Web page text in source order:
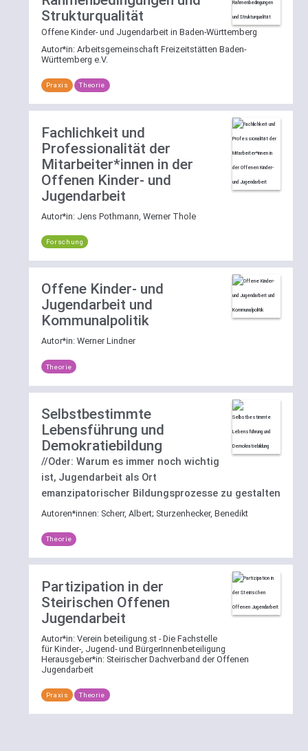
Strukturqualität
Offene Kinder- und Jugendarbeit in Baden-Württemberg
Autor*in: Arbeitsgemeinschaft Freizeitstätten Baden-
Württemberg e.V.
Praxis Theorie
Fachlichkeit und
Professionalität der
Mitarbeiter*innen in der
Offenen Kinder- und
Jugendarbeit
Autor*in: Jens Pothmann, Werner Thole
Forschung
Offene Kinder- und
Jugendarbeit und
Kommunalpolitik
Autor*in: Werner Lindner
Theorie
Selbstbestimmte
Lebensführung und
Demokratiebildung
//Oder: Warum es immer noch wichtig
ist, Jugendarbeit als Ort
emanzipatorischer Bildungsprozesse zu gestalten
Autoren*innen: Scherr, Albert; Sturzenhecker, Benedikt
Theorie
Partizipation in der
Steirischen Offenen
Jugendarbeit
Autor*in: Verein beteiligung.st - Die Fachstelle
für Kinder-, Jugend- und BürgerInnenbeteiligung
Herausgeber*in: Steirischer Dachverband der Offenen
Jugendarbeit
Praxis Theorie